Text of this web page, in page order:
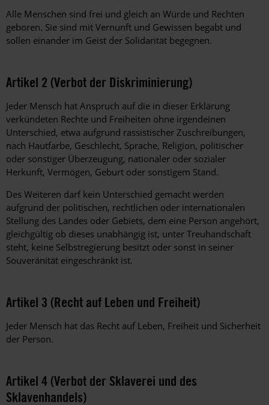
Alle Menschen sind frei und gleich an Würde und Rechten
geboren. Sie sind mit Vernunft und Gewissen begabt und
sollen einander im Geist der Solidarität begegnen.
Artikel 2 (Verbot der Diskriminierung)
Jeder Mensch hat Anspruch auf die in dieser Erklärung
verkündeten Rechte und Freiheiten ohne irgendeinen
Unterschied, etwa aufgrund rassistischer Zuschreibungen,
nach Hautfarbe, Geschlecht, Sprache, Religion, politischer
oder sonstiger Überzeugung, nationaler oder sozialer
Herkunft, Vermögen, Geburt oder sonstigem Stand.
Des Weiteren darf kein Unterschied gemacht werden
aufgrund der politischen, rechtlichen oder internationalen
Stellung des Landes oder Gebiets, dem eine Person angehört,
gleichgültig ob dieses unabhängig ist, unter Treuhandschaft
steht, keine Selbstregierung besitzt oder sonst in seiner
Souveränität eingeschränkt ist.
Artikel 3 (Recht auf Leben und Freiheit)
Jeder Mensch hat das Recht auf Leben, Freiheit und Sicherheit
der Person.
Artikel 4 (Verbot der Sklaverei und des
Sklavenhandels)